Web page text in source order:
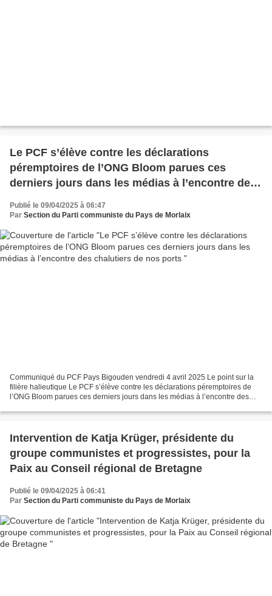
Le PCF s’élève contre les déclarations
péremptoires de l’ONG Bloom parues ces
derniers jours dans les médias à l’encontre des
Publié le 09/04/2025 à 06:47
Par Section du Parti communiste du Pays de Morlaix
Communiqué du PCF Pays Bigouden vendredi 4 avril 2025 Le point sur la
filière halieutique Le PCF s’élève contre les déclarations péremptoires de
l’ONG Bloom parues ces derniers jours dans les médias à l’encontre des
Intervention de Katja Krüger, présidente du
groupe communistes et progressistes, pour la
Paix au Conseil régional de Bretagne
Publié le 09/04/2025 à 06:41
Par Section du Parti communiste du Pays de Morlaix